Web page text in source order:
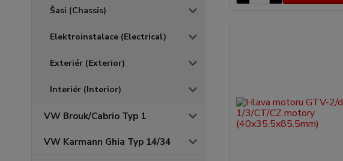
Šasi (Chassis)
Elektroinstalace (Electrical)
Exteriér (Exterior)
Interiér (Interior)
VW Brouk/Cabrio Typ 1
VW Karmann Ghia Typ 14/34